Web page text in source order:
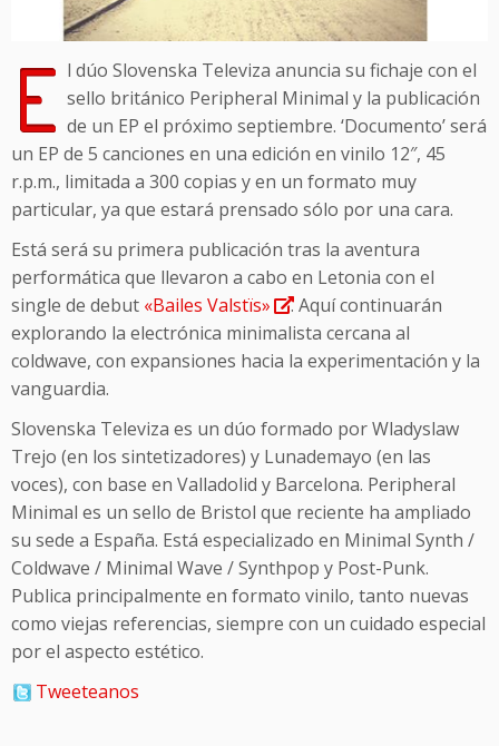
E l dúo Slovenska Televiza anuncia su fichaje con el
sello británico Peripheral Minimal y la publicación
de un EP el próximo septiembre. ‘Documento’ será
un EP de 5 canciones en una edición en vinilo 12″, 45
r.p.m., limitada a 300 copias y en un formato muy
particular, ya que estará prensado sólo por una cara.
Está será su primera publicación tras la aventura
performática que llevaron a cabo en Letonia con el
single de debut «Bailes Valstïs»
. Aquí continuarán
explorando la electrónica minimalista cercana al
coldwave, con expansiones hacia la experimentación y la
vanguardia.
Slovenska Televiza es un dúo formado por Wladyslaw
Trejo (en los sintetizadores) y Lunademayo (en las
voces), con base en Valladolid y Barcelona. Peripheral
Minimal es un sello de Bristol que reciente ha ampliado
su sede a España. Está especializado en Minimal Synth /
Coldwave / Minimal Wave / Synthpop y Post-Punk.
Publica principalmente en formato vinilo, tanto nuevas
como viejas referencias, siempre con un cuidado especial
por el aspecto estético.
Tweeteanos